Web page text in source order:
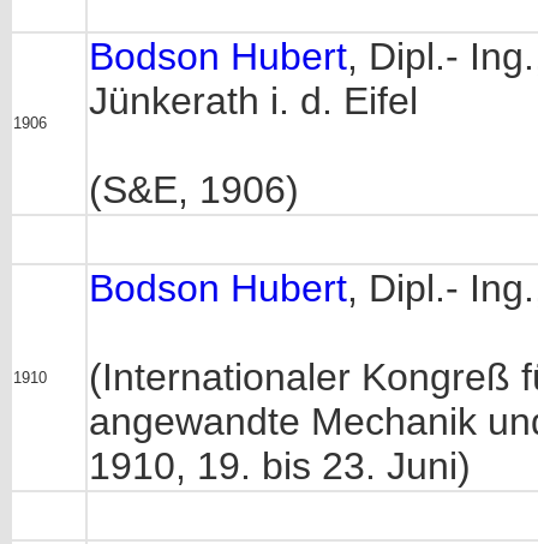
1906
Bodson Hubert, Dipl.-
Jünkerath i. d. Eifel
(S&E, 1906)
1910
Bodson Hubert, Dipl.-
(Internationaler Kongreß
angewandte Mechanik
1910, 19. bis 23. Juni)